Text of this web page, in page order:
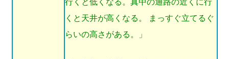
行くと低くなる。真中の通路の近くに行
くと天井が高くなる。 まっすぐ立てるぐ
らいの高さがある。」